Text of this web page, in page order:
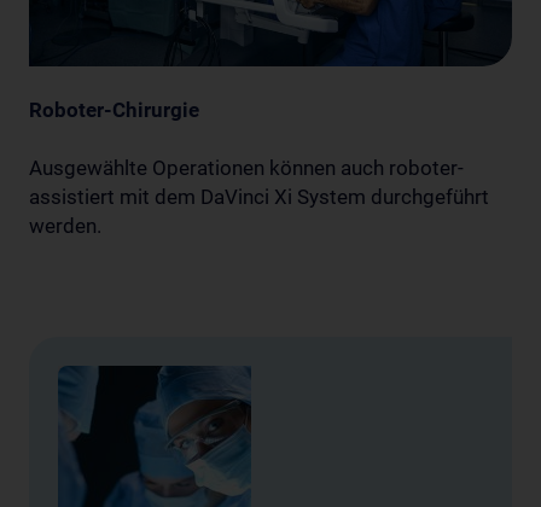
Roboter-Chirurgie
Ausgewählte Operationen können auch roboter-
assistiert mit dem DaVinci Xi System durchgeführt
werden.